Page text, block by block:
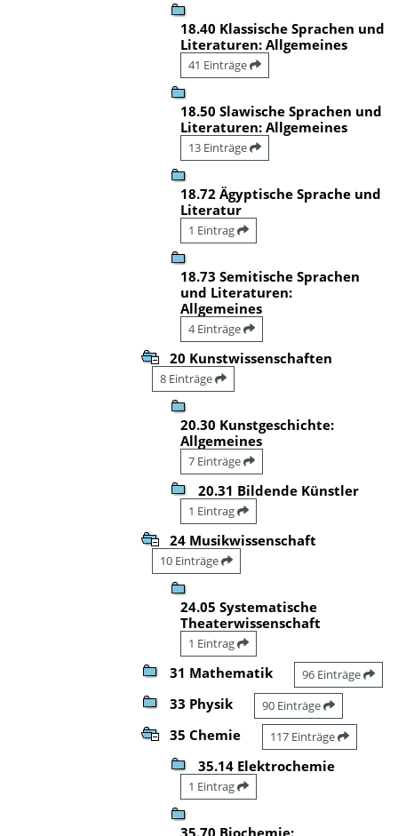
18.40 Klassische Sprachen und
Literaturen: Allgemeines
41 Einträge
18.50 Slawische Sprachen und
Literaturen: Allgemeines
13 Einträge
18.72 Ägyptische Sprache und
Literatur
1 Eintrag
18.73 Semitische Sprachen
und Literaturen:
Allgemeines
4 Einträge
20 Kunstwissenschaften
8 Einträge
20.30 Kunstgeschichte:
Allgemeines
7 Einträge
20.31 Bildende Künstler
1 Eintrag
24 Musikwissenschaft
10 Einträge
24.05 Systematische
Theaterwissenschaft
1 Eintrag
31 Mathematik 96 Einträge
33 Physik 90 Einträge
35 Chemie 117 Einträge
35.14 Elektrochemie
1 Eintrag
35.70 Biochemie: